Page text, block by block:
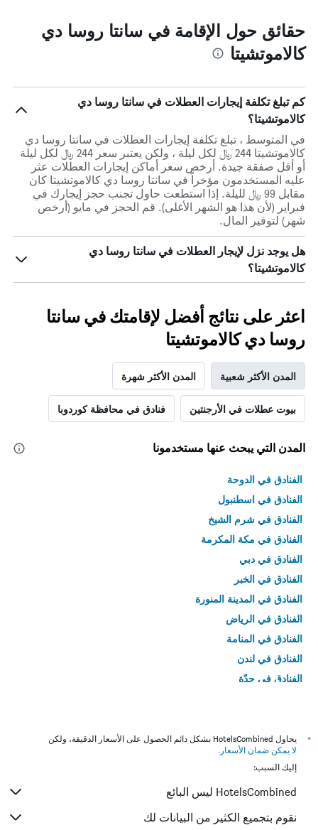
حقائق حول الإقامة في سانتا روسا دي
كالاموتشيتا
كم تبلغ تكلفة إيجارات العطلات في سانتا روسا دي
كالاموتشيتا؟
في المتوسط ، تبلغ تكلفة إيجارات العطلات في سانتا روسا دي
كالاموتشيتا 244 ﷼ لكل ليلة ، ولكن يعتبر سعر 244 ﷼ لكل ليلة
أو أقل صفقة جيدة. أرخص سعر أماكن إيجارات العطلات عثر
عليه المستخدمون مؤخراً في سانتا روسا دي كالاموتشيتا كان
مقابل 99 ﷼ لليلة. إذا استطعت حاول تجنب حجز إيجارك في
فبراير (لأن هذا هو الشهر الأغلى). قم الحجز في مايو (أرخص
شهر) لتوفير المال.
هل يوجد نزل لإيجار العطلات في سانتا روسا دي
كالاموتشيتا؟
اعثر على نتائج أفضل لإقامتك في سانتا
روسا دي كالاموتشيتا
المدن الأكثر شعبية المدن الأكثر شهرة
بيوت عطلات في الأرجنتين فنادق في محافظة كوردوبا
المدن التي يبحث عنها مستخدمونا
الفنادق في الدوحة
الفنادق في اسطنبول
الفنادق في شرم الشيخ
الفنادق في مكة المكرمة
الفنادق في دبي
الفنادق في الخبر
الفنادق في المدينة المنورة
الفنادق في الرياض
الفنادق في المنامة
الفنادق في لندن
الفنادق في جدّة
*
يحاول HotelsCombined بشكل دائم الحصول على الأسعار الدقيقة، ولكن
لا يمكن ضمان الأسعار .
إليك السبب:
HotelsCombined ليس البائع
نقوم بتجميع الكثير من البيانات لك